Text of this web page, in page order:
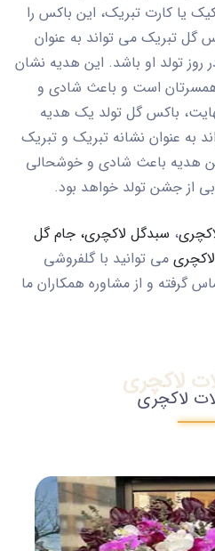
یا کارت تبریک، این باکس را
تبریک می تواند به عنوان
تولد او باشد. این هدیه نشان
است و باعث شادی و
باکس گل تولد یک هدیه
عنوان نشانه تبریک و تبریک
هدیه باعث شادی و خوشحالی
از جشن تولد خواهد بود.
، سبدگل لاکچری، جام گل
می توانید با گلفروشی
به شماره 09125116680 تماس گرفته و از مشاوره همکاران ما
لاکچری
لاکچری